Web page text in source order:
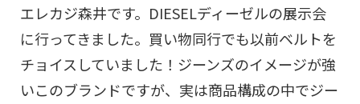
エレカジ森井です。DIESELディーゼルの展示会
に行ってきました。買い物同行でも以前ベルトを
チョイスしていました！ジーンズのイメージが強
いこのブランドですが、実は商品構成の中でジー